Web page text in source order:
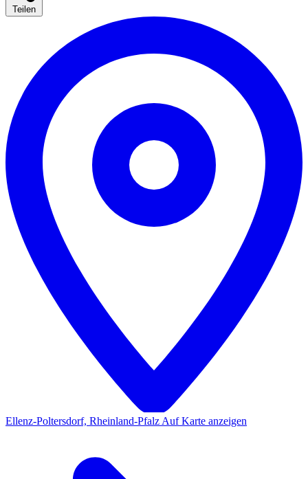
Teilen
Ellenz-Poltersdorf, Rheinland-Pfalz Auf Karte anzeigen